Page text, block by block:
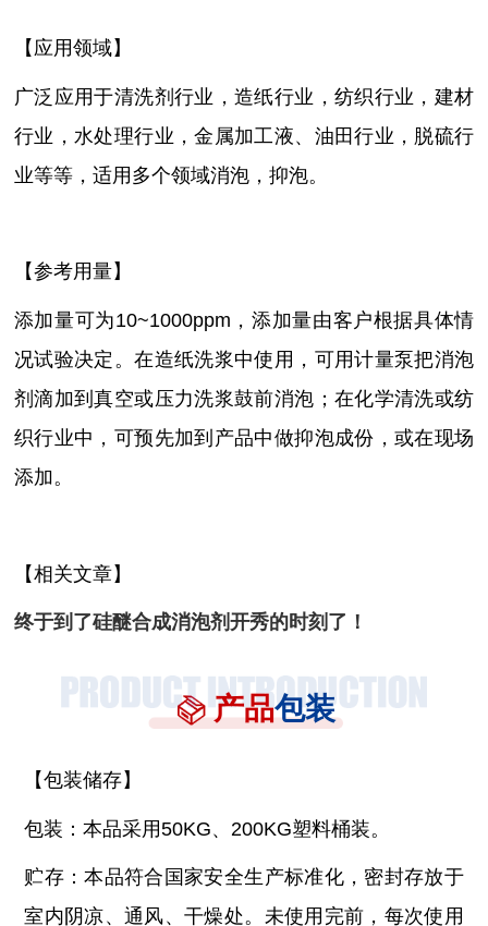
【应用领域】
广泛应用于清洗剂行业，造纸行业，纺织行业，建材
行业，水处理行业，金属加工液、油田行业，脱硫行
业等等，适用多个领域消泡，抑泡。
【参考用量】
添加量可为10~1000ppm，添加量由客户根据具体情
况试验决定。在造纸洗浆中使用，可用计量泵把消泡
剂滴加到真空或压力洗浆鼓前消泡；在化学清洗或纺
织行业中，可预先加到产品中做抑泡成份，或在现场
添加。
【相关文章】
终于到了硅醚合成消泡剂开秀的时刻了！
产品包装
【包装储存】
包装：本品采用50KG、200KG塑料桶装。
贮存：本品符合国家安全生产标准化，密封存放于
室内阴凉、通风、干燥处。未使用完前，每次使用